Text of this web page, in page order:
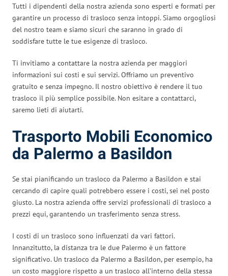
Tutti i dipendenti della nostra azienda sono esperti e formati per
garantire un processo di trasloco senza intoppi. Siamo orgogliosi
del nostro team e siamo sicuri che saranno in grado di
soddisfare tutte le tue esigenze di trasloco.
Ti invitiamo a contattare la nostra azienda per maggiori
informazioni sui costi e sui servizi. Offriamo un preventivo
gratuito e senza impegno. Il nostro obiettivo è rendere il tuo
trasloco il più semplice possibile. Non esitare a contattarci,
saremo lieti di aiutarti.
Trasporto Mobili Economico
da Palermo a Basildon
Se stai pianificando un trasloco da Palermo a Basildon e stai
cercando di capire quali potrebbero essere i costi, sei nel posto
giusto. La nostra azienda offre servizi professionali di trasloco a
prezzi equi, garantendo un trasferimento senza stress.
I costi di un trasloco sono influenzati da vari fattori.
Innanzitutto, la distanza tra le due Palermo è un fattore
significativo. Un trasloco da Palermo a Basildon, per esempio, ha
un costo maggiore rispetto a un trasloco all’interno della stessa